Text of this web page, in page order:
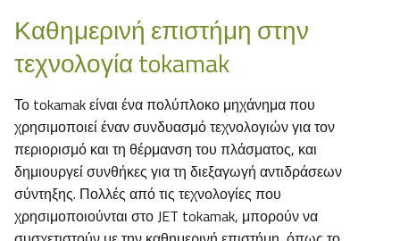
Καθημερινή επιστήμη στην
τεχνολογία tokamak
Το tokamak είναι ένα πολύπλοκο μηχάνημα που
χρησιμοποιεί έναν συνδυασμό τεχνολογιών για τον
περιορισμό και τη θέρμανση του πλάσματος, και
δημιουργεί συνθήκες για τη διεξαγωγή αντιδράσεων
σύντηξης. Πολλές από τις τεχνολογίες που
χρησιμοποιούνται στο JET tokamak, μπορούν να